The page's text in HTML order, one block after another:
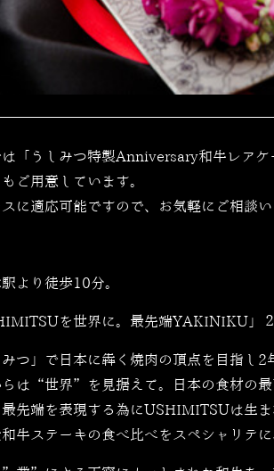
「うしみつ特製Anniversary和牛レア
ご用意しています。
に適応可能ですので、お気軽にご相談い
より徒歩10分。
を世界に。最先端YAKINIKU」
みつ」で日本に犇く焼肉の頂点を目指し
らは“世界”を見据えて。日本の食材の最
先端を表現する為にUSHIMITSUは生ま
牛ステーキの食べ比べをスペシャリテ